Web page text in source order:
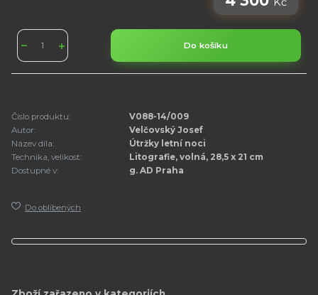
Do košíku
Číslo produktu:
V088-14/009
Autor:
Velčovský Josef
Název díla:
Útržky letní noci
Technika, velikost:
Litografie, volná, 28,5 x 21 cm
Dostupné v:
g. AD Praha
Do oblíbených